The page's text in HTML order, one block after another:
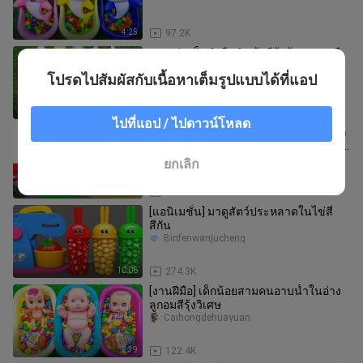
4:25 97.2K
ของเล่นเด็กทำมือทำเท้าสีรุ้งด้วยลูกอมสี
caihongw___ucheng
วิดีโอการทำงานของรถขุดและรถบรรทุก
การแสดงการย้อมรถวิศวกรรมสำหรับเด็ก
เกมพ่อแม่ลูก
Caihongdehuayuan
10:06
[แอนิเมชั่น] มาดูสัตว์ประหลาดในไข่สี่
สีกัน
274.3K
Binfenwanjucheng
2:39
[งานฝีมือ] เด็กน้อยสามคนอาบน้ำในอ่าง
ลูกอมสีรุ้งวิเศษ
122.4K
Caihongdehuayuan
โปรดไปสัมผัสกับเนื้อหาเต็มรูปแบบได้ที่แอป
ไปที่แอป / ไปดาวน์โหลด
ยกเลิก